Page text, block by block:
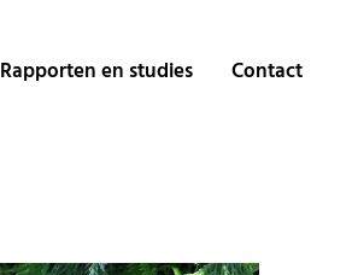
Rapporten en studies Contact